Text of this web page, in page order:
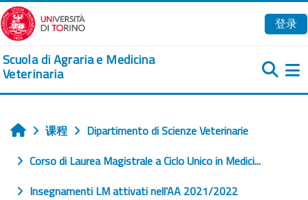
跳到主要内容
登录
Scuola di Agraria e Medicina
Veterinaria
首页课程
Dipartimento di Scienze Veterinarie
Corso di Laurea Magistrale a Ciclo Unico in Medici...
Insegnamenti LM attivati nell'AA 2021/2022